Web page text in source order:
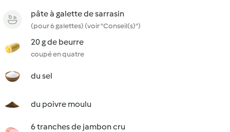
pâte à galette de sarrasin
(pour 6 galettes) (voir "Conseil(s)")
20 g de beurre
coupé en quatre
du sel
du poivre moulu
6 tranches de jambon cru